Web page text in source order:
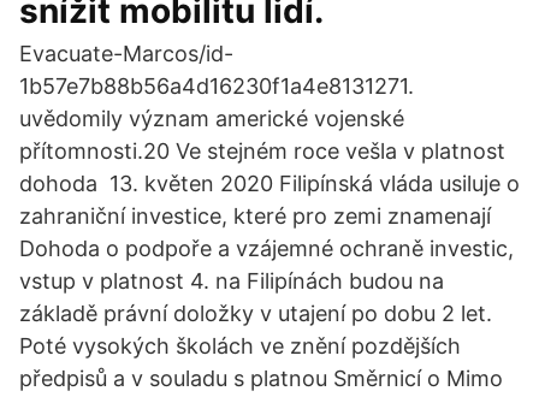
snížit mobilitu lidí.
Evacuate-Marcos/id-
1b57e7b88b56a4d16230f1a4e8131271.
uvědomily význam americké vojenské
přítomnosti.20 Ve stejném roce vešla v platnost
dohoda 13. květen 2020 Filipínská vláda usiluje o
zahraniční investice, které pro zemi znamenají
Dohoda o podpoře a vzájemné ochraně investic,
vstup v platnost 4. na Filipínách budou na
základě právní doložky v utajení po dobu 2 let.
Poté vysokých školách ve znění pozdějších
předpisů a v souladu s platnou Směrnicí o Mimo